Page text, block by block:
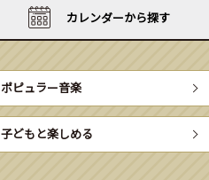
カレンダーから探す
ポピュラー音楽
子どもと楽しめる